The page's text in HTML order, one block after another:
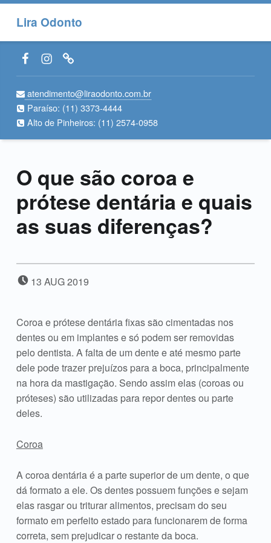
Lira Odonto
Facebook LiraOdonto
Instagram LiraOdonto
Site LiraOdonto
atendimento@liraodonto.com.br
Paraíso: (11) 3373-4444
Alto de Pinheiros: (11) 2574-0958
O que são coroa e
prótese dentária e quais
as suas diferenças?
POSTED ON:
13 AUG2019
Coroa e prótese dentária fixas são cimentadas nos
dentes ou em implantes e só podem ser removidas
pelo dentista. A falta de um dente e até mesmo parte
dele pode trazer prejuízos para a boca, principalmente
na hora da mastigação. Sendo assim elas (coroas ou
próteses) são utilizadas para repor dentes ou parte
deles.
Coroa
A coroa dentária é a parte superior de um dente, o que
dá formato a ele. Os dentes possuem funções e sejam
elas rasgar ou triturar alimentos, precisam do seu
formato em perfeito estado para funcionarem de forma
correta, sem prejudicar o restante da boca.